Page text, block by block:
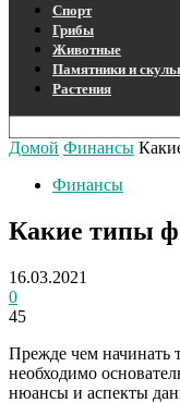
Спорт
Грибы
Животные
Памятники и
Растения
Домой Финансы
Финансы
Какие типы
16.03.2021
0
45
Прежде чем начинать
необходимо
нюансы и аспекты